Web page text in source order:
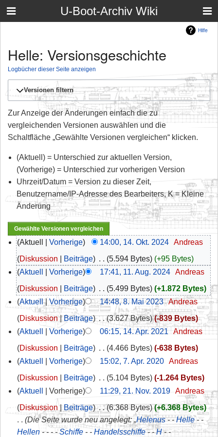
U-Boot-Archiv Wiki
Hilfe
Helle: Versionsgeschichte
Logbücher dieser Seite anzeigen
Versionen filtern
Zur Anzeige der Änderungen einfach die zu
vergleichenden Versionen auswählen und die
Schaltfläche „Gewählte Versionen vergleichen“ klicken.
(Aktuell) = Unterschied zur aktuellen Version,
(Vorherige) = Unterschied zur vorherigen Version
Uhrzeit/Datum = Version zu dieser Zeit,
Benutzername/IP-Adresse des Bearbeiters, K = Kleine
Änderung
Aktuell Vorherige 14:00, 14. Okt. 2024‎ Andreas
Diskussion
Beiträge 5.594 Bytes
+95 Bytes
Aktuell
Vorherige 17:41, 11. Aug. 2024‎ Andreas
Diskussion
Beiträge 5.499 Bytes
+1.872 Bytes
Aktuell
Vorherige 14:48, 8. Mai 2023‎ Andreas
Diskussion
Beiträge ‎ 3.627 Bytes
-839 Bytes
Aktuell
Vorherige 06:15, 14. Apr. 2021
Andreas
Diskussion
Beiträge 4.466 Bytes
-638 Bytes
Aktuell
Vorherige 15:02, 7. Apr. 2020‎ Andreas
Diskussion
Beiträge 5.104 Bytes
-1.264 Bytes
Aktuell
Vorherige 11:29, 21. Nov. 2019‎ Andreas
Diskussion
Beiträge ‎ 6.368 Bytes
+6.368 Bytes
Die Seite wurde neu angelegt: „Helenus- -Helle- -
Hellen- - - -Schiffe- - Handelsschiffe- -H- -